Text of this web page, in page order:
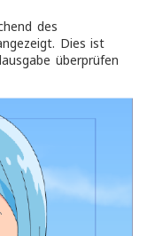
des
Dies ist
überprüfen